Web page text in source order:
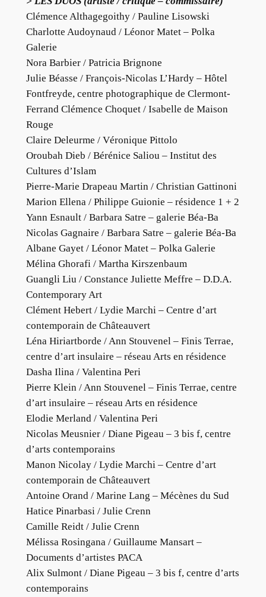
Clémence Althagegoithy / Pauline Lisowski
Charlotte Audoynaud / Léonor Matet – Polka
Galerie
Nora Barbier / Patricia Brignone
Julie Béasse / François-Nicolas L’Hardy – Hôtel
Fontfreyde, centre photographique de Clermont-
Ferrand Clémence Choquet / Isabelle de Maison
Rouge
Claire Deleurme / Véronique Pittolo
Oroubah Dieb / Bérénice Saliou – Institut des
Cultures d’Islam
Pierre-Marie Drapeau Martin / Christian Gattinoni
Marion Ellena / Philippe Guionie – résidence 1 + 2
Yann Esnault / Barbara Satre – galerie Béa-Ba
Nicolas Gagnaire / Barbara Satre – galerie Béa-Ba
Albane Gayet / Léonor Matet – Polka Galerie
Mélina Ghorafi / Martha Kirszenbaum
Guangli Liu / Constance Juliette Meffre – D.D.A.
Contemporary Art
Clément Hebert / Lydie Marchi – Centre d’art
contemporain de Châteauvert
Léna Hiriartborde / Ann Stouvenel – Finis Terrae,
centre d’art insulaire – réseau Arts en résidence
Dasha Ilina / Valentina Peri
Pierre Klein / Ann Stouvenel – Finis Terrae, centre
d’art insulaire – réseau Arts en résidence
Elodie Merland / Valentina Peri
Nicolas Meusnier / Diane Pigeau – 3 bis f, centre
d’arts contemporains
Manon Nicolay / Lydie Marchi – Centre d’art
contemporain de Châteauvert
Antoine Orand / Marine Lang – Mécènes du Sud
Hatice Pinarbasi / Julie Crenn
Camille Reidt / Julie Crenn
Mélissa Rosingana / Guillaume Mansart –
Documents d’artistes PACA
Alix Sulmont / Diane Pigeau – 3 bis f, centre d’arts
contemporains